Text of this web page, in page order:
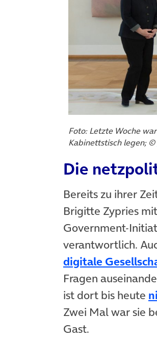
Foto: Letzte Woche
Kabinettstisch legen; ©
Die
Bereits zu ihrer
Brigitte Zypries
Government-
verantwortlich.
digitale
Fragen
ist dort bis heute
Zwei Mal war sie
Gast.